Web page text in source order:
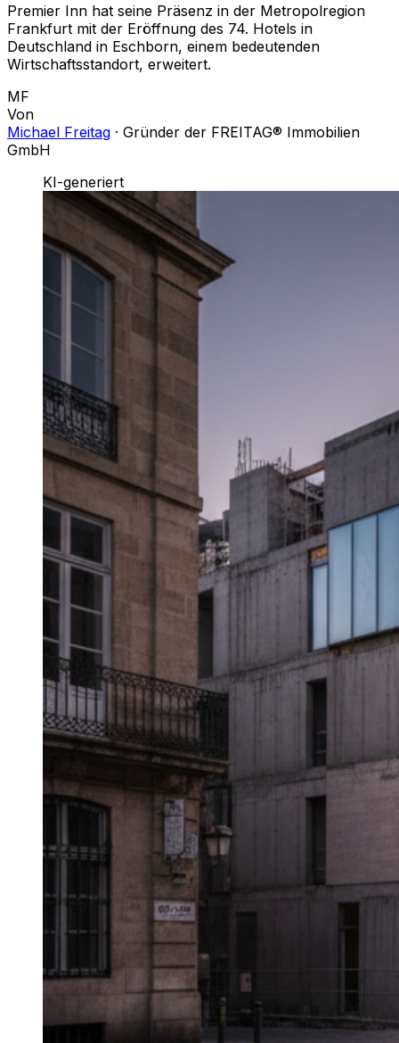
Premier Inn hat seine Präsenz in der Metropolregion
Frankfurt mit der Eröffnung des 74. Hotels in
Deutschland in Eschborn, einem bedeutenden
Wirtschaftsstandort, erweitert.
MF
Von
Michael Freitag · Gründer der FREITAG® Immobilien
GmbH
KI-generiert